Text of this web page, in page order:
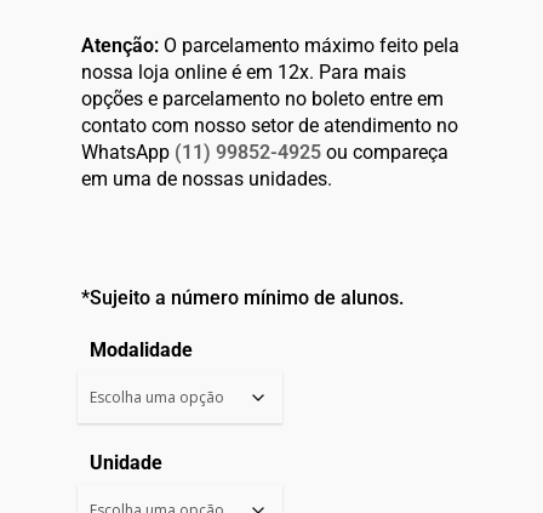
Atenção: O parcelamento máximo feito pela
nossa loja online é em 12x. Para mais
opções e parcelamento no boleto entre em
contato com nosso setor de atendimento no
WhatsApp (11) 99852-4925ou compareça
em uma de nossas unidades.
*Sujeito a número mínimo de alunos.
Modalidade
Unidade